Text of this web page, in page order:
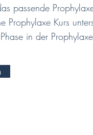
passende
Prophylaxe Kurs
in der